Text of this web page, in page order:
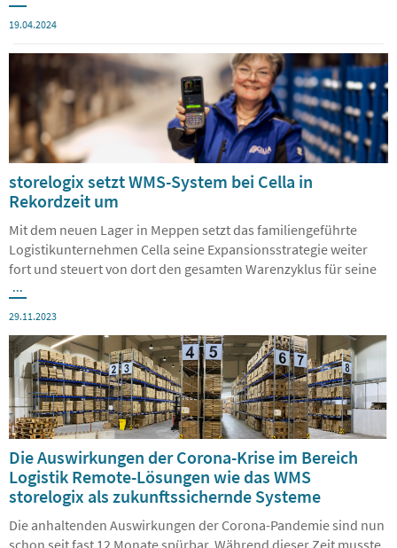
...
storelogix setzt WMS-System bei Cella in
Rekordzeit um
Mit dem neuen Lager in Meppen setzt das familiengeführte
Logistikunternehmen Cella seine Expansionsstrategie weiter
fort und steuert von dort den gesamten Warenzyklus für seine
...
29.11.2023
Die Auswirkungen der Corona-Krise im Bereich
Logistik Remote-Lösungen wie das WMS
storelogix als zukunftssichernde Systeme